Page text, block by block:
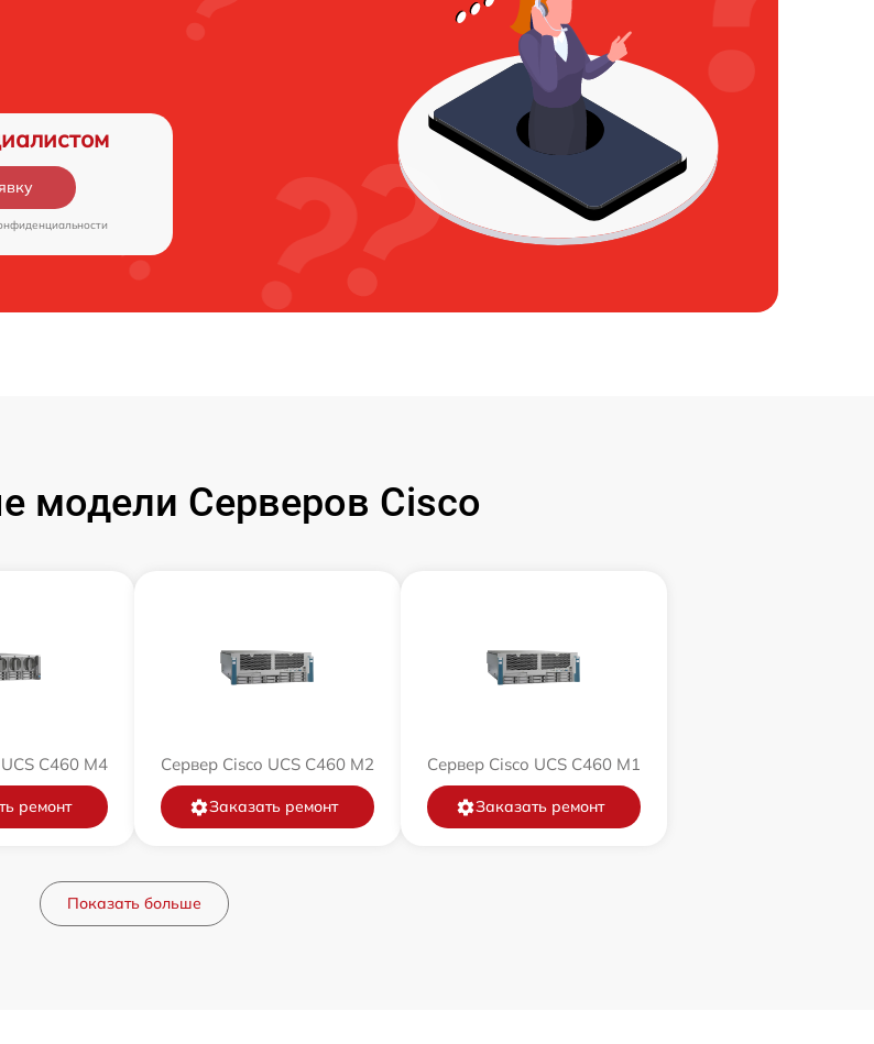
модели Серверов Cisco
C460 M4
ремонт
Сервер Cisco UCS C460 M2
Заказать ремонт
Сервер Cisco UCS C460 M1
Заказать ремонт
Показать больше